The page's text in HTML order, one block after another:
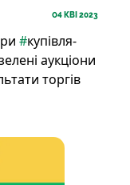
04КВІ 2023
#купівля-
аукціони
торгів